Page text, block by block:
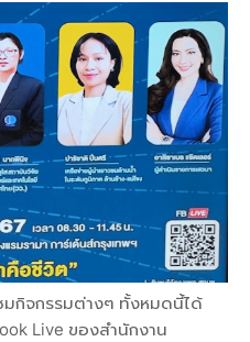
กิจกรรมต่างๆ ทั้งหมดนี้ได้
Live ของสำนักงาน